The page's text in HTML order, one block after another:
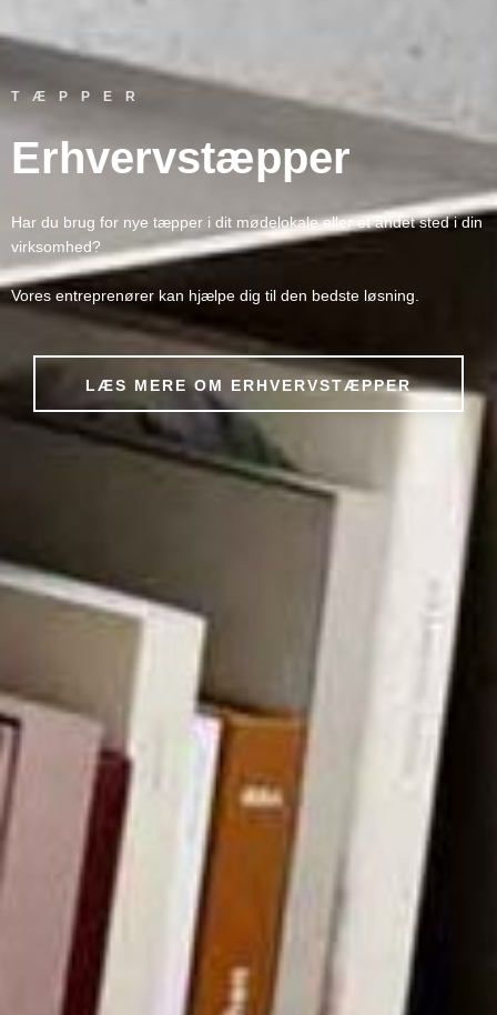
TÆPPER
Erhvervstæpper
Har du brug for nye tæpper i dit mødelokale eller et andet sted i din
virksomhed?
Vores entreprenører kan hjælpe dig til den bedste løsning.
LÆS MERE OM ERHVERVSTÆPPER